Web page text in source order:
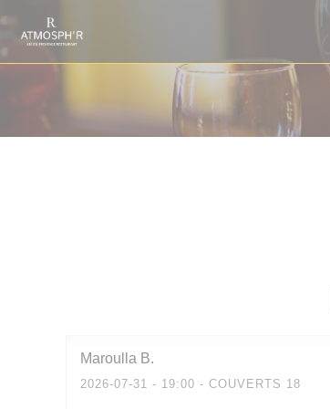
Personnalisation de vos choix en matière de cookies
Maroulla B
2026-07-31 - 19:00 - COUVERTS 18